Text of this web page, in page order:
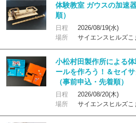
体験教室 ガウスの加速
順）
日程
2026/08/19(水)
場所
サイエンスヒルズ
小松村田製作所による
ールを作ろう！＆セイ
（事前申込・先着順）
日程
2026/08/20(木)
場所
サイエンスヒルズ